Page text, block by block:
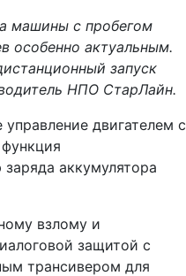
машины с пробегом
особенно актуальным.
запуск
НПО СтарЛайн.
двигателем с
аккумулятора
взлому и
защитой с
трансивером для